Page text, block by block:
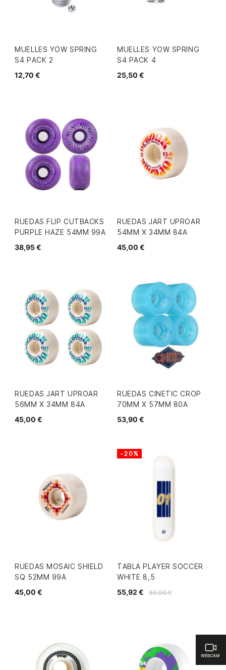
MUELLES YOW SPRING
S4 PACK 2
12,70 €
MUELLES YOW SPRING
S4 PACK 4
25,50 €
RUEDAS FLIP CUTBACKS
PURPLE HAZE 54MM 99A
38,95 €
RUEDAS JART UPROAR
54MM X 34MM 84A
45,00 €
RUEDAS JART UPROAR
56MM X 34MM 84A
45,00 €
RUEDAS CINETIC CROP
70MM X 57MM 80A
53,90 €
RUEDAS MOSAIC SHIELD
SQ 52MM 99A
45,00 €
TABLA PLAYER SOCCER
WHITE 8,5
69,90 €
55,92 €
-20%